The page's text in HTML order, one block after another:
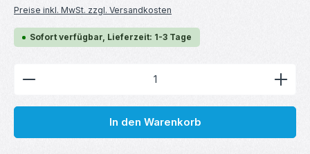
Preise inkl. MwSt. zzgl. Versandkosten
Sofort verfügbar, Lieferzeit: 1-3 Tage
Produkt Anzahl: Gib den gewünschten Wert ein
In den Warenkorb